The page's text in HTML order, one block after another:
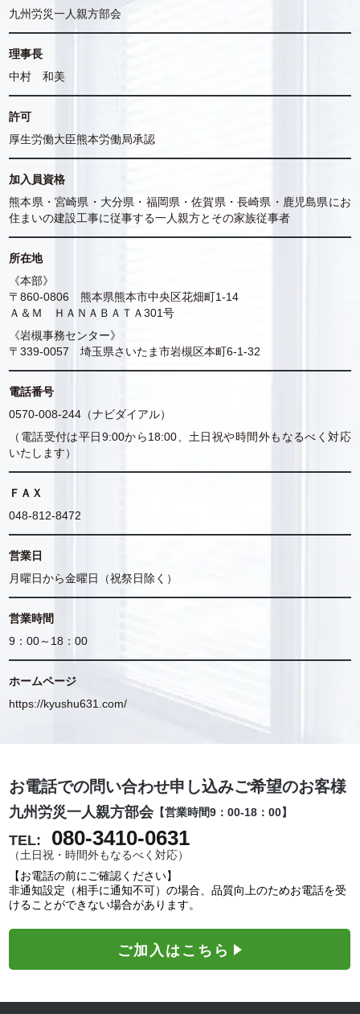
九州労災一人親方部会
理事長
中村 和美
許可
厚生労働大臣熊本労働局承認
加入員資格
熊本県・宮崎県・大分県・福岡県・佐賀県・長崎県・鹿児島県にお
住まいの建設工事に従事する一人親方とその家族従事者
所在地
《本部》
〒860-0806 熊本県熊本市中央区花畑町1-14
Ａ＆Ｍ ＨＡＮＡＢＡＴＡ301号
《岩槻事務センター》
〒339-0057 埼玉県さいたま市岩槻区本町6-1-32
電話番号
0570-008-244（ナビダイアル）
（電話受付は平日9:00から18:00、土日祝や時間外もなるべく対応
いたします）
ＦＡＸ
048-812-8472
営業日
月曜日から金曜日（祝祭日除く）
営業時間
9：00～18：00
ホームページ
https://kyushu631.com/
お電話での問い合わせ申し込みご希望のお客様
九州労災一人親方部会【営業時間9：00-18：00】
TEL: 080-3410-0631
（土日祝・時間外もなるべく対応）
【お電話の前にご確認ください】
非通知設定（相手に通知不可）の場合、品質向上のためお電話を受
けることができない場合があります。
ご加入はこちら